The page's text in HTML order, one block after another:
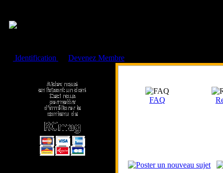
Identification
Devenez Membre
FAQ